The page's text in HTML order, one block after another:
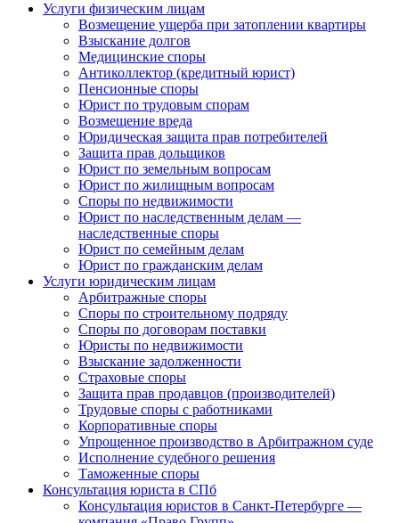
Услуги физическим лицам
Возмещение ущерба при затоплении квартиры
Взыскание долгов
Медицинские споры
Антиколлектор (кредитный юрист)
Пенсионные споры
Юрист по трудовым спорам
Возмещение вреда
Юридическая защита прав потребителей
Защита прав дольщиков
Юрист по земельным вопросам
Юрист по жилищным вопросам
Споры по недвижимости
Юрист по наследственным делам —
наследственные споры
Юрист по семейным делам
Юрист по гражданским делам
Услуги юридическим лицам
Арбитражные споры
Споры по строительному подряду
Споры по договорам поставки
Юристы по недвижимости
Взыскание задолженности
Страховые споры
Защита прав продавцов (производителей)
Трудовые споры с работниками
Корпоративные споры
Упрощенное производство в Арбитражном суде
Исполнение судебного решения
Таможенные споры
Консультация юриста в СПб
Консультация юристов в Санкт-Петербурге —